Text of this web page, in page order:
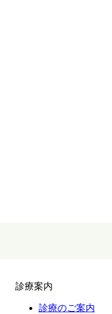
診療案内
診療のご案内